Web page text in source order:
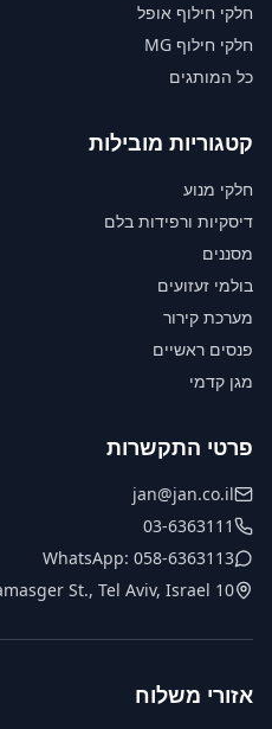
חלקי חילוף אופל
חלקי חילוף MG
כל המותגים
קטגוריות מובילות
חלקי מנוע
דיסקיות ורפידות בלם
מסננים
בולמי זעזועים
מערכת קירור
פנסים ראשיים
מגן קדמי
פרטי התקשרות
jan@jan.co.il
03-6363111
WhatsApp: 058-6363113
10 Hamasger St., Tel Aviv, Israel
אזורי משלוח